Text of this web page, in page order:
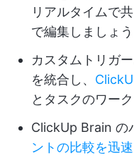
リアルタイムで
で編集しましょう
カスタムトリガ
を統合し、
とタスクのワー
ClickUp Brain の
ントの比較を迅